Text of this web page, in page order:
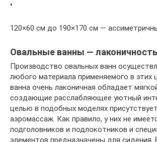
•
120×60 см до 190×170 см —
Овальные ванны —
Производство овальных ванн
любого материала применяемого в этих
ванна очень лаконичная обладает
создающие расслабляющее уютный
целью в подобных моделях
аэромассаж. Как правило, у них не
подголовников и подлокотников и
элементов предназначены для сидения.